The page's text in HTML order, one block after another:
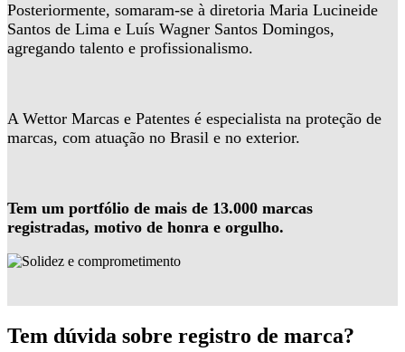
Posteriormente, somaram-se à diretoria Maria Lucineide
Santos de Lima e Luís Wagner Santos Domingos,
agregando talento e profissionalismo.
A Wettor Marcas e Patentes é especialista na proteção de
marcas, com atuação no Brasil e no exterior.
Tem um portfólio de mais de 13.000 marcas
registradas, motivo de honra e orgulho.
Tem dúvida sobre registro de marca?